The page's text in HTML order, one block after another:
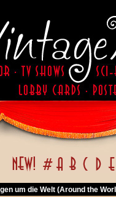
um die Welt (Around the